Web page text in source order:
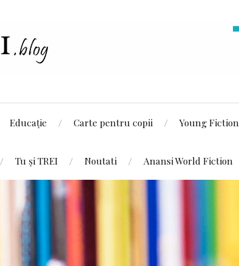
Educație Carte pentru copii Young Fiction
Tu și TREI Noutati Anansi World Fiction